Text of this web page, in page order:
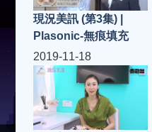
現況美訊 (第3集) |
Plasonic-無痕填充
2019-11-18